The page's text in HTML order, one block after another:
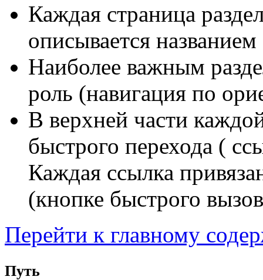
Каждая страница
описывается
Наиболее важным
роль (навигация по
В верхней части
быстрого перехода (
Каждая ссылка
(кнопке быстрого
Перейти к главному
Путь